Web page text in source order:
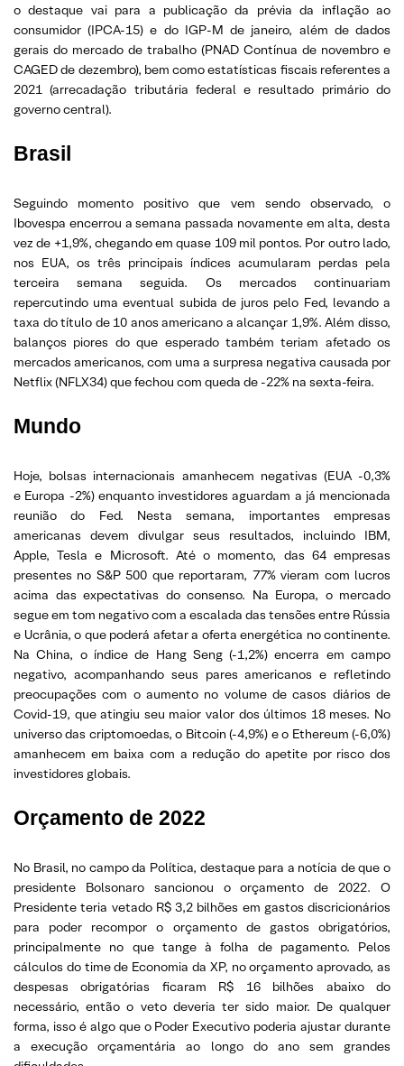
o destaque vai para a publicação da prévia da inflação ao
consumidor (IPCA-15) e do IGP-M de janeiro, além de dados
gerais do mercado de trabalho (PNAD Contínua de novembro e
CAGED de dezembro), bem como estatísticas fiscais referentes a
2021 (arrecadação tributária federal e resultado primário do
governo central).
Brasil
Seguindo momento positivo que vem sendo observado, o
Ibovespa encerrou a semana passada novamente em alta, desta
vez de +1,9%, chegando em quase 109 mil pontos. Por outro lado,
nos EUA, os três principais índices acumularam perdas pela
terceira semana seguida. Os mercados continuariam
repercutindo uma eventual subida de juros pelo Fed, levando a
taxa do título de 10 anos americano a alcançar 1,9%. Além disso,
balanços piores do que esperado também teriam afetado os
mercados americanos, com uma a surpresa negativa causada por
Netflix (NFLX34) que fechou com queda de -22% na sexta-feira.
Mundo
Hoje, bolsas internacionais amanhecem negativas (EUA -0,3%
e Europa -2%) enquanto investidores aguardam a já mencionada
reunião do Fed. Nesta semana, importantes empresas
americanas devem divulgar seus resultados, incluindo IBM,
Apple, Tesla e Microsoft. Até o momento, das 64 empresas
presentes no S&P 500 que reportaram, 77% vieram com lucros
acima das expectativas do consenso. Na Europa, o mercado
segue em tom negativo com a escalada das tensões entre Rússia
e Ucrânia, o que poderá afetar a oferta energética no continente.
Na China, o índice de Hang Seng (-1,2%) encerra em campo
negativo, acompanhando seus pares americanos e refletindo
preocupações com o aumento no volume de casos diários de
Covid-19, que atingiu seu maior valor dos últimos 18 meses. No
universo das criptomoedas, o Bitcoin (-4,9%) e o Ethereum (-6,0%)
amanhecem em baixa com a redução do apetite por risco dos
investidores globais.
Orçamento de 2022
No Brasil, no campo da Política, destaque para a notícia de que o
presidente Bolsonaro sancionou o orçamento de 2022. O
Presidente teria vetado R$ 3,2 bilhões em gastos discricionários
para poder recompor o orçamento de gastos obrigatórios,
principalmente no que tange à folha de pagamento. Pelos
cálculos do time de Economia da XP, no orçamento aprovado, as
despesas obrigatórias ficaram R$ 16 bilhões abaixo do
necessário, então o veto deveria ter sido maior. De qualquer
forma, isso é algo que o Poder Executivo poderia ajustar durante
a execução orçamentária ao longo do ano sem grandes